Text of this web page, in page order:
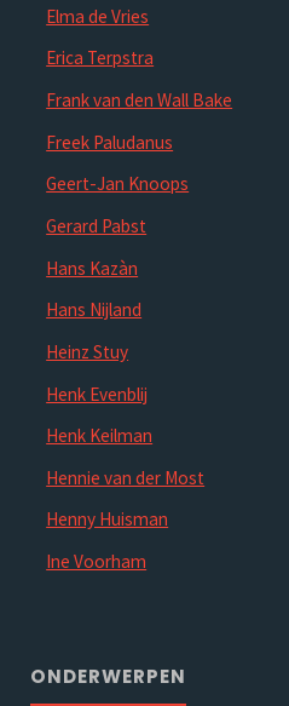
Elma de Vries
Erica Terpstra
Frank van den Wall Bake
Freek Paludanus
Geert-Jan Knoops
Gerard Pabst
Hans Kazàn
Hans Nijland
Heinz Stuy
Henk Evenblij
Henk Keilman
Hennie van der Most
Henny Huisman
Ine Voorham
ONDERWERPEN